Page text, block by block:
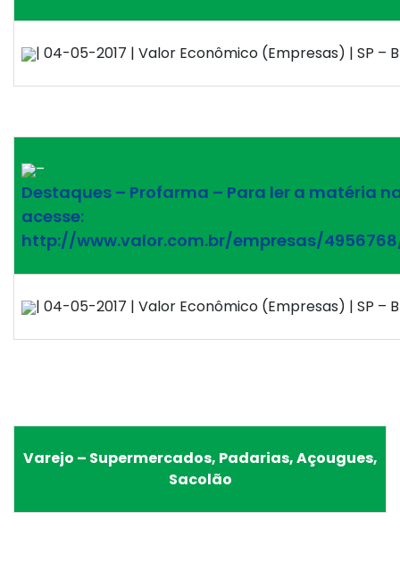
| 04-05-2017 | Valor Econômico (Empresas) | SP –
–
Destaques – Profarma – Para ler a matéria
acesse:
http://www.valor.com.br/empresas/
| 04-05-2017 | Valor Econômico (Empresas) | SP –
Varejo – Supermercados, Padarias, Açougues,
Sacolão